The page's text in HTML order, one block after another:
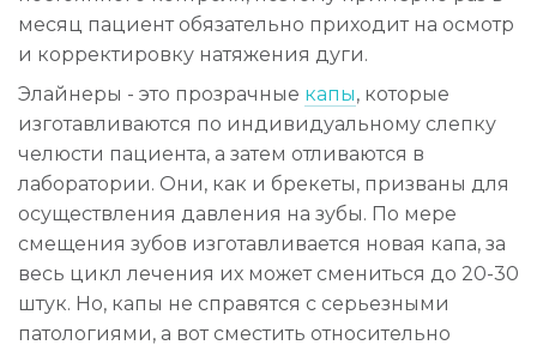
месяц пациент обязательно приходит на осмотр
и корректировку натяжения дуги.
Элайнеры - это прозрачные капы, которые
изготавливаются по индивидуальному слепку
челюсти пациента, а затем отливаются в
лаборатории. Они, как и брекеты, призваны для
осуществления давления на зубы. По мере
смещения зубов изготавливается новая капа, за
весь цикл лечения их может смениться до 20-30
штук. Но, капы не справятся с серьезными
патологиями, а вот сместить относительно